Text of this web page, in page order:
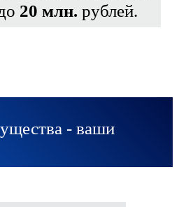
20 млн. рублей.
- ваши